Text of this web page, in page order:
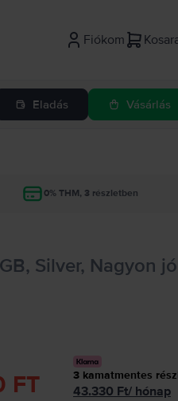
Fiókom
Eladás Vásárlás
0% THM, 3 részletben
Silver, Nagyon jó
FT 3 kamatmentes
43.330 Ft/ hónap